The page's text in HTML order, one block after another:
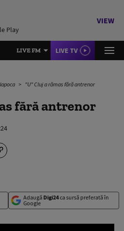
Play
VIEW
LIVE FM LIVE TV
"U" Cluj a rămas fără antrenor
fără antrenor
Adaugă Digi24ca sursă preferată în
Google